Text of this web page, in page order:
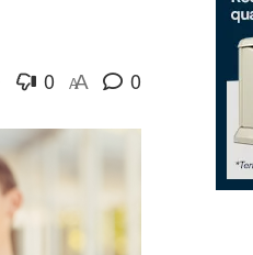
0 AA 0